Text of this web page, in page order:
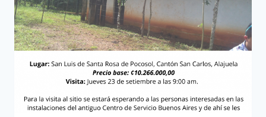
OPERATIVA
DE
CENTROS
DE